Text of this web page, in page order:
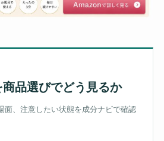
品選びでどう見るか
面、注意したい状態を成分ナビで確認